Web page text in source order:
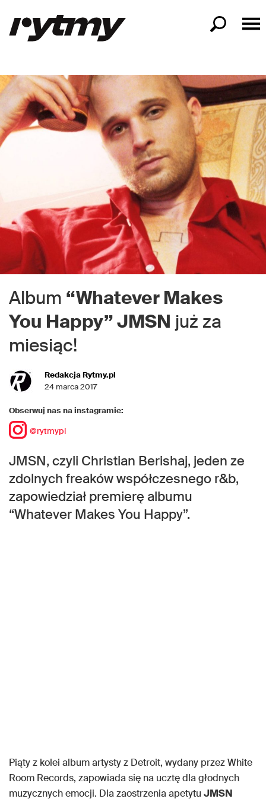
Album “Whatever Makes
You Happy” JMSN już za
miesiąc!
Redakcja Rytmy.pl
24 marca 2017
Obserwuj nas na instagramie:
@rytmypl
JMSN, czyli Christian Berishaj, jeden ze
zdolnych freaków współczesnego r&b,
zapowiedział premierę albumu
“Whatever Makes You Happy”.
Piąty z kolei album artysty z Detroit, wydany przez White
Room Records, zapowiada się na ucztę dla głodnych
muzycznych emocji. Dla zaostrzenia apetytu JMSN